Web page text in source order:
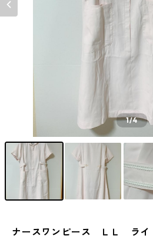
1/4
ナースワンピース ＬＬ ラ